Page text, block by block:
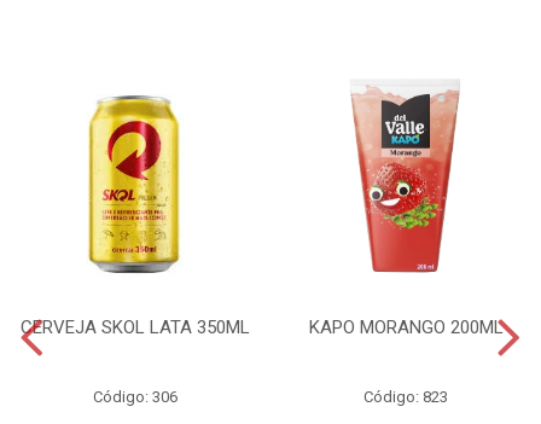
CERVEJA SKOL LATA 350ML
Código: 306
KAPO MORANGO 200ML
Código: 823